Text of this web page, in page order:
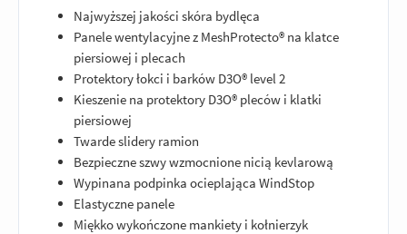
Najwyższej jakości skóra bydlęca
Panele wentylacyjne z MeshProtecto® na klatce
piersiowej i plecach
Protektory łokci i barków D3O® level 2
Kieszenie na protektory D3O® pleców i klatki
piersiowej
Twarde slidery ramion
Bezpieczne szwy wzmocnione nicią kevlarową
Wypinana podpinka ocieplająca WindStop
Elastyczne panele
Miękko wykończone mankiety i kołnierzyk